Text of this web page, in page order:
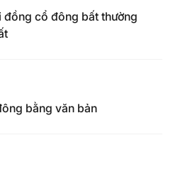
đồng cổ đông bất thường
bằng văn bản